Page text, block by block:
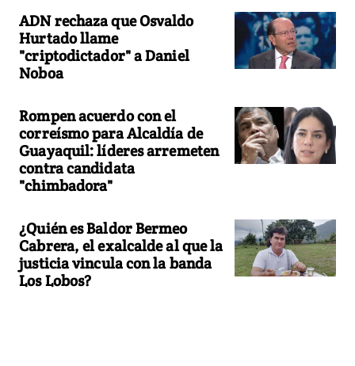
ADN rechaza que Osvaldo
Hurtado llame
"criptodictador" a Daniel
Noboa
Rompen acuerdo con el
correísmo para Alcaldía de
Guayaquil: líderes arremeten
contra candidata
"chimbadora"
¿Quién es Baldor Bermeo
Cabrera, el exalcalde al que la
justicia vincula con la banda
Los Lobos?